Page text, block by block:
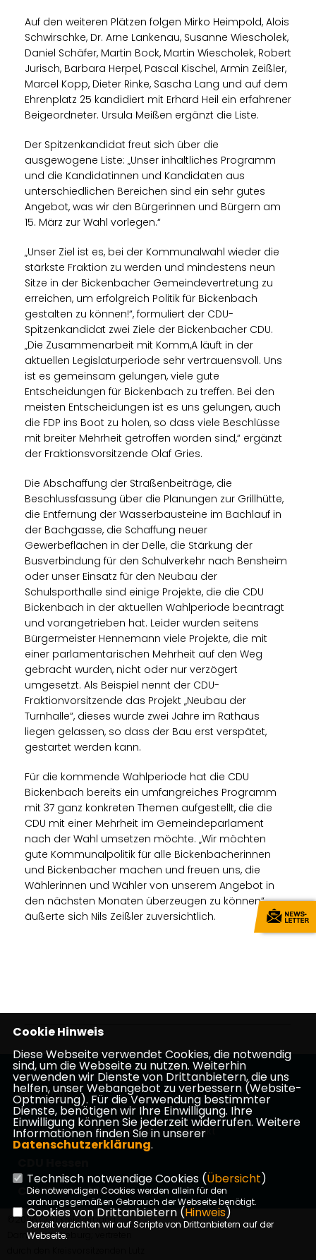
Auf den weiteren Plätzen folgen Mirko Heimpold, Alois
Schwirschke, Dr. Arne Lankenau, Susanne Wiescholek,
Daniel Schäfer, Martin Bock, Martin Wiescholek, Robert
Jurisch, Barbara Herpel, Pascal Kischel, Armin Zeißler,
Marcel Kopp, Dieter Rinke, Sascha Lang und auf dem
Ehrenplatz 25 kandidiert mit Erhard Heil ein erfahrener
Beigeordneter. Ursula Meißen ergänzt die Liste.
Der Spitzenkandidat freut sich über die
ausgewogene Liste: „Unser inhaltliches Programm
und die Kandidatinnen und Kandidaten aus
unterschiedlichen Bereichen sind ein sehr gutes
Angebot, was wir den Bürgerinnen und Bürgern am
15. März zur Wahl vorlegen.“
Unser Ziel ist es, bei der Kommunalwahl wieder die
stärkste Fraktion zu werden und mindestens neun
Sitze in der Bickenbacher Gemeindevertretung zu
erreichen, um erfolgreich Politik für Bickenbach
gestalten zu können!“, formuliert der CDU-
Spitzenkandidat zwei Ziele der Bickenbacher CDU.
Die Zusammenarbeit mit Komm,A läuft in der
aktuellen Legislaturperiode sehr vertrauensvoll. Uns
ist es gemeinsam gelungen, viele gute
Entscheidungen für Bickenbach zu treffen. Bei den
meisten Entscheidungen ist es uns gelungen, auch
die FDP ins Boot zu holen, so dass viele Beschlüsse
mit breiter Mehrheit getroffen worden sind,“ ergänzt
der Fraktionsvorsitzende Olaf Gries.
Die Abschaffung der Straßenbeiträge, die
Beschlussfassung über die Planungen zur Grillhütte,
die Entfernung der Wasserbausteine im Bachlauf in
der Bachgasse, die Schaffung neuer
Gewerbeflächen in der Delle, die Stärkung der
Busverbindung für den Schulverkehr nach Bensheim
oder unser Einsatz für den Neubau der
Schulsporthalle sind einige Projekte, die die CDU
Bickenbach in der aktuellen Wahlperiode beantragt
und vorangetrieben hat. Leider wurden seitens
Bürgermeister Hennemann viele Projekte, die mit
einer parlamentarischen Mehrheit auf den Weg
gebracht wurden, nicht oder nur verzögert
umgesetzt. Als Beispiel nennt der CDU-
Fraktionvorsitzende das Projekt „Neubau der
Turnhalle“, dieses wurde zwei Jahre im Rathaus
liegen gelassen, so dass der Bau erst verspätet,
gestartet werden kann.
Für die kommende Wahlperiode hat die CDU
Bickenbach bereits ein umfangreiches Programm
mit 37 ganz konkreten Themen aufgestellt, die die
CDU mit einer Mehrheit im Gemeindeparlament
nach der Wahl umsetzen möchte. „Wir möchten
gute Kommunalpolitik für alle Bickenbacherinnen
und Bickenbacher machen und freuen uns, die
Wählerinnen und Wähler von unserem Angebot in
den nächsten Monaten überzeugen zu können“,
äußerte sich Nils Zeißler zuversichtlich.
Impressum Datenschutz Kontakt
CDU Deutschland
©2026 CDU Kreisverband
Darmstadt-Dieburg; vertreten
Cookie Hinweis
Diese Webseite verwendet Cookies, die notwendig
sind, um die Webseite zu nutzen. Weiterhin
verwenden wir Dienste von Drittanbietern, die uns
helfen, unser Webangebot zu verbessern (Website-
Optmierung). Für die Verwendung bestimmter
Dienste, benötigen wir Ihre Einwilligung. Ihre
Einwilligung können Sie jederzeit widerrufen. Weitere
Informationen finden Sie in unserer
Datenschutzerklärung.
Technisch notwendige Cookies (Übersicht)
Die notwendigen Cookies werden allein für den
ordnungsgemäßen Gebrauch der Webseite benötigt.
Cookies von Drittanbietern (Hinweis)
Derzeit verzichten wir auf Scripte von Drittanbietern auf der
Webseite.